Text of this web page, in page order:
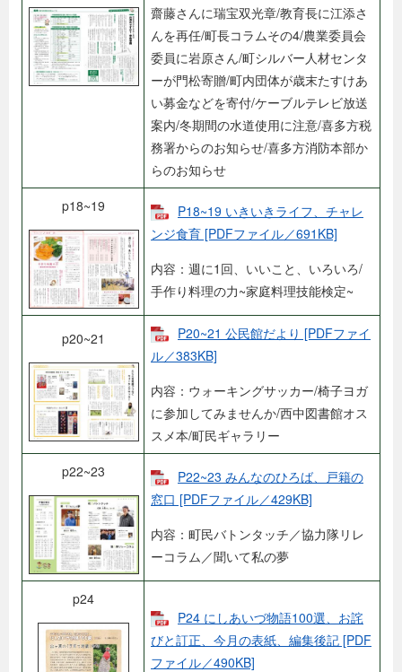
齋藤さんに瑞宝双光章/教育長に江添さ
んを再任/町長コラムその4/農業委員会
委員に岩原さん/町シルバー人材センタ
ーが門松寄贈/町内団体が歳末たすけあ
い募金などを寄付/ケーブルテレビ放送
案内/冬期間の水道使用に注意/喜多方税
務署からのお知らせ/喜多方消防本部か
らのお知らせ
p18~19
P18~19 いきいきライフ、チャレ
ンジ食育 [PDFファイル／691KB]
内容：週に1回、いいこと、いろいろ/
手作り料理の力~家庭料理技能検定~
p20~21
P20~21 公民館だより [PDFファイ
ル／383KB]
内容：ウォーキングサッカー/椅子ヨガ
に参加してみませんか/西中図書館オス
スメ本/町民ギャラリー
p22~23
P22~23 みんなのひろば、戸籍の
窓口 [PDFファイル／429KB]
内容：町民バトンタッチ／協力隊リレ
ーコラム／聞いて私の夢
p24
P24 にしあいづ物語100選、お詫
びと訂正、今月の表紙、編集後記 [PDF
ファイル／490KB]